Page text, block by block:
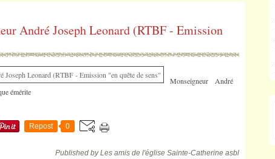
André Joseph Leonard (RTBF - Emission
Monseigneur André
émérite
Repost 0
Published by Les amis de l'église Sainte-Catherine asbl